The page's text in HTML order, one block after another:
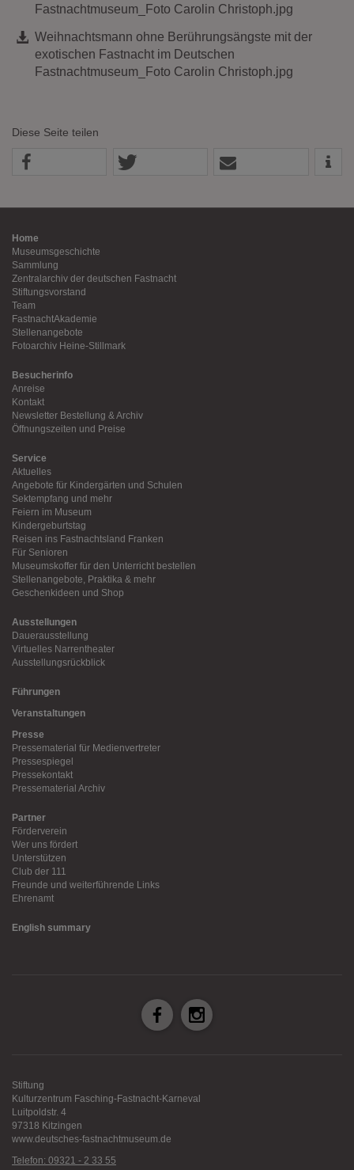
Fastnachtmuseum_Foto Carolin Christoph.jpg
Weihnachtsmann ohne Berührungsängste mit der
exotischen Fastnacht im Deutschen
Fastnachtmuseum_Foto Carolin Christoph.jpg
Diese Seite teilen
Home
Museumsgeschichte
Sammlung
Zentralarchiv der deutschen Fastnacht
Stiftungsvorstand
Team
FastnachtAkademie
Stellenangebote
Fotoarchiv Heine-Stillmark
Besucherinfo
Anreise
Kontakt
Newsletter Bestellung & Archiv
Öffnungszeiten und Preise
Service
Aktuelles
Angebote für Kindergärten und Schulen
Sektempfang und mehr
Feiern im Museum
Kindergeburtstag
Reisen ins Fastnachtsland Franken
Für Senioren
Museumskoffer für den Unterricht bestellen
Stellenangebote, Praktika & mehr
Geschenkideen und Shop
Ausstellungen
Dauerausstellung
Virtuelles Narrentheater
Ausstellungsrückblick
Führungen
Veranstaltungen
Presse
Pressematerial für Medienvertreter
Pressespiegel
Pressekontakt
Pressematerial Archiv
Partner
Förderverein
Wer uns fördert
Unterstützen
Club der 111
Freunde und weiterführende Links
Ehrenamt
English summary
Stiftung
Kulturzentrum Fasching-Fastnacht-Karneval
Luitpoldstr. 4
97318 Kitzingen
www.deutsches-fastnachtmuseum.de
Telefon: 09321 - 2 33 55